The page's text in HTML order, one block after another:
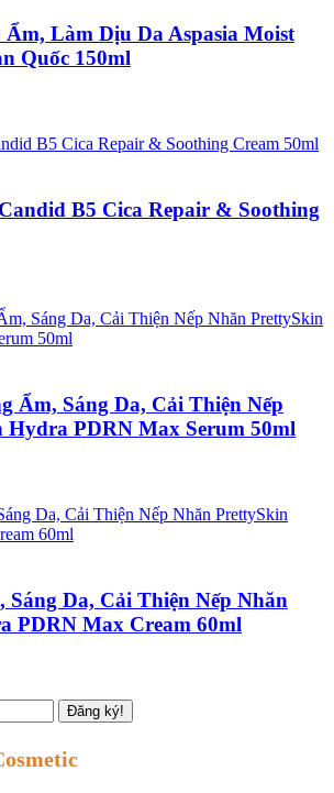
Làm Dịu Da Aspasia Moist
Quốc 150ml
B5 Cica Repair & Soothing
Ẩm, Sáng Da, Cải Thiện Nếp
Hydra PDRN Max Serum 50ml
Sáng Da, Cải Thiện Nếp Nhăn
PDRN Max Cream 60ml
Đăng ký!